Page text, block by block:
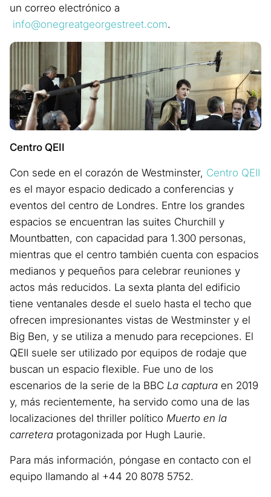
un correo electrónico a
info@onegreatgeorgestreet.com.
Centro QEII
Con sede en el corazón de Westminster, Centro QEII
es el mayor espacio dedicado a conferencias y
eventos del centro de Londres. Entre los grandes
espacios se encuentran las suites Churchill y
Mountbatten, con capacidad para 1.300 personas,
mientras que el centro también cuenta con espacios
medianos y pequeños para celebrar reuniones y
actos más reducidos. La sexta planta del edificio
tiene ventanales desde el suelo hasta el techo que
ofrecen impresionantes vistas de Westminster y el
Big Ben, y se utiliza a menudo para recepciones. El
QEII suele ser utilizado por equipos de rodaje que
buscan un espacio flexible. Fue uno de los
escenarios de la serie de la BBC La captura en 2019
y, más recientemente, ha servido como una de las
localizaciones del thriller político Muerto en la
carretera protagonizada por Hugh Laurie.
Para más información, póngase en contacto con el
equipo llamando al +44 20 8078 5752.